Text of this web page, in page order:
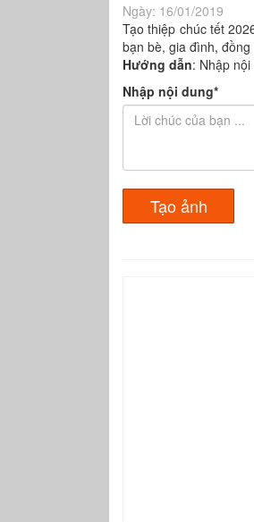
Ngày: 16/01/2019
Tạo thiệp chúc tết
bạn bè, gia đình,
Hướng dẫn: Nhập
Nhập nội dung*